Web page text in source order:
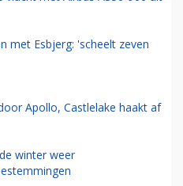
met Esbjerg: 'scheelt zeven
Apollo, Castlelake haakt af
winter weer